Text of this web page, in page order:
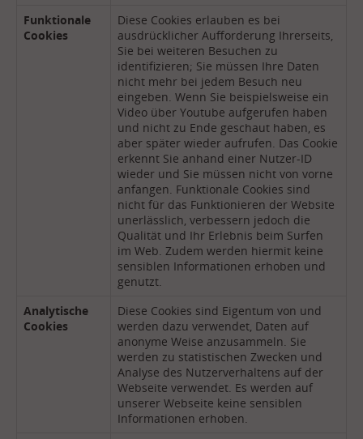
Funktionale
Cookies
Diese Cookies erlauben es bei
ausdrücklicher Aufforderung Ihrerseits,
Sie bei weiteren Besuchen zu
identifizieren; Sie müssen Ihre Daten
nicht mehr bei jedem Besuch neu
eingeben. Wenn Sie beispielsweise ein
Video über Youtube aufgerufen haben
und nicht zu Ende geschaut haben, es
aber später wieder aufrufen. Das Cookie
erkennt Sie anhand einer Nutzer-ID
wieder und Sie müssen nicht von vorne
anfangen. Funktionale Cookies sind
nicht für das Funktionieren der Website
unerlässlich, verbessern jedoch die
Qualität und Ihr Erlebnis beim Surfen
im Web. Zudem werden hiermit keine
sensiblen Informationen erhoben und
genutzt.
Analytische
Cookies
Diese Cookies sind Eigentum von und
werden dazu verwendet, Daten auf
anonyme Weise anzusammeln. Sie
werden zu statistischen Zwecken und
Analyse des Nutzerverhaltens auf der
Webseite verwendet. Es werden auf
unserer Webseite keine sensiblen
Informationen erhoben.